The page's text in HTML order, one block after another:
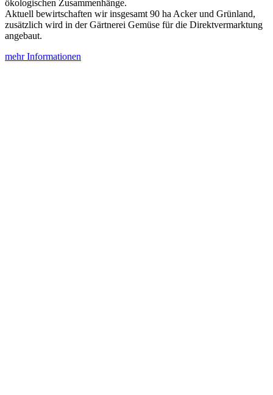
ökologischen Zusammenhänge.
Aktuell bewirtschaften wir insgesamt 90 ha Acker und Grünland,
zusätzlich wird in der Gärtnerei Gemüse für die Direktvermarktung
angebaut.
mehr Informationen